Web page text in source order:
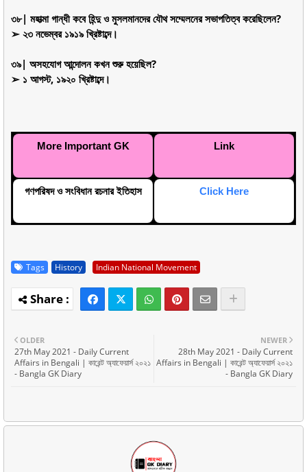
৩৮| মহাত্মা গান্ধী কবে হিন্দু ও মুসলমানদের যৌথ সম্মেলনের সভাপতিত্ব করেছিলেন?
➢ ২৩ নভেম্বর ১৯১৯ খ্রিষ্টাব্দে।
৩৯| অসহযোগ আন্দোলন কখন শুরু হয়েছিল?
➢ ১ আগস্ট, ১৯২০ খ্রিষ্টাব্দে।
More Important GK Link
গণপরিষদ ও সংবিধান রচনার ইতিহাস Click Here
Tags History Indian National Movement
NEWER
28th May 2021 - Daily Current
Affairs in Bengali | কারেন্ট অ্যাফেয়ার্স ২০২১
- Bangla GK Diary
OLDER
27th May 2021 - Daily Current
Affairs in Bengali | কারেন্ট অ্যাফেয়ার্স ২০২১
- Bangla GK Diary